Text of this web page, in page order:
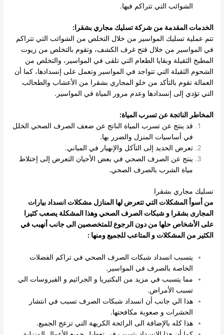
الشوائب التي تتراكم فيها.
الخدمات المقدمة من شركة تسليك مجاري بشقرا:
تتم عملية تسليك المواسير من خلال التخلص من الشوائب التي تتراكم
في المواسير من خلال فتح غرف الكشف، وتقوم بالتخلص من زيوت
المطبخ الثقيلة وبقايا الطعام التي تلقى في المواسير، والتخلص من
الشحوم الثقيلة التي تتواجد في المواسير وتعمل على إنسدادها، كما أن
العمالة تقوم بالتأكد من خلو المجاري بشقرا من الأعشاب والطحالب
التي تؤدي إلى إنسدادها وعدم مرور المياة في المواسير.
المخاطر الناتجة عن تسرب المياة:
قد ينتج عن تسرب المياة الناتج عن ضعف الصرف الصحي الخلل
في أساسيات المنزل والضرر بها.
تعرض الحديد إلى التآكل والإنهيار في المباني.
ينتج عن الصرف الصحي في بعض الأحيان التعرض إلى إختلاط
مياة الشرب بالصرف الصحي.
تسليك مجاري بشقرا
من أسوأ المشكلات التي تتعرض لها المنازل مشكلات انسداد بيارات
المجارى بشقرا و شبكات الصرف الصحي وهذا المشكلة يصعب كثيرا
على الأشخاص حلها من دون الرجوع للمتخصصين الى جانب أنهبب في
الكثير من المشكلات و المتاعب للجميع ومنها :
يتسبب انسداد شبكات الصرف الصحي في تراكم الفضلات
الخاصة بالصرف في المواسير.
مما يتسبب في مزيد من البكتيريا و الجراثيم و الفيروسات الي
تسبب الأمراض.
هذا الي جانب أن انسداد شبكات الصرف تسبب في انتشار
الحشرات و صعوبة مكافحتها.
هذا كله بالإضافة الى الرائحة الكريهة التي تزعج الجميع.